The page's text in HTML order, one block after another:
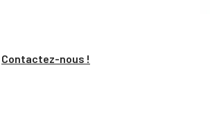
Contactez-nous !